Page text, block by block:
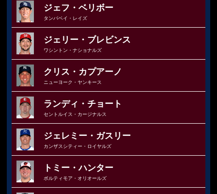
ジェフ・ベリボー
タンパベイ・レイズ
ジェリー・ブレビンス
ワシントン・ナショナルズ
クリス・カプアーノ
ニューヨーク・ヤンキース
ランディ・チョート
セントルイス・カージナルス
ジェレミー・ガスリー
カンザスシティー・ロイヤルズ
トミー・ハンター
ボルティモア・オリオールズ